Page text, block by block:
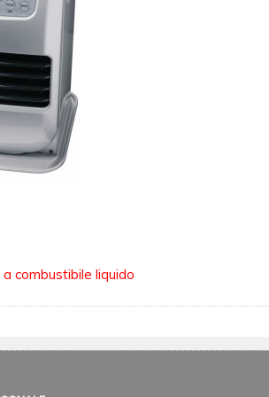
combustibile liquido